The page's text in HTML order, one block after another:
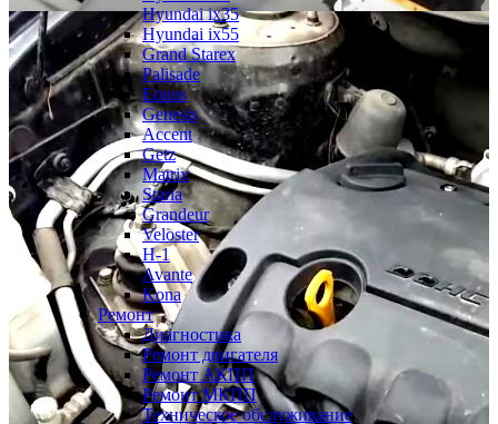
Hyundai ix35
Hyundai ix55
Grand Starex
Palisade
Equus
Genesis
Accent
Getz
Matrix
Staria
Grandeur
Veloster
H-1
Avante
Kona
Ремонт
Диагностика
Ремонт двигателя
Ремонт АКПП
Ремонт МКПП
Техническое обслуживание